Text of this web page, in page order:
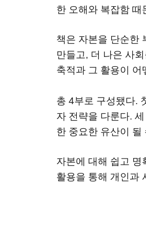
한 오해와 복잡함
책은 자본을 단순한
만들고, 더 나은 사
축적과 그 활용이 어
총 4부로 구성됐다.
자 전략을 다룬다.
한 중요한 유산이 될
자본에 대해 쉽고
활용을 통해 개인과